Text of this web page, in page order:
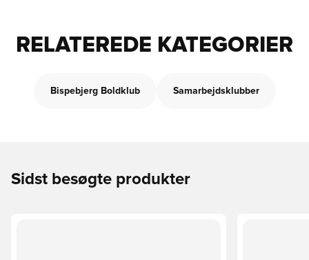
RELATEREDE KATEGORIER
Bispebjerg Boldklub Samarbejdsklubber
Sidst besøgte produkter